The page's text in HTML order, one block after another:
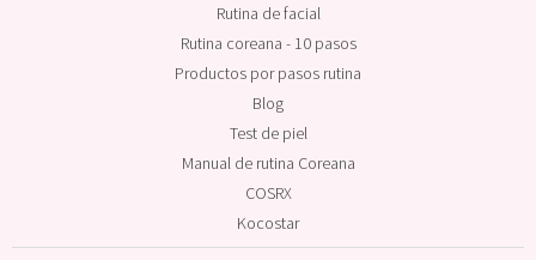
Rutina de facial
Rutina coreana - 10 pasos
Productos por pasos rutina
Blog
Test de piel
Manual de rutina Coreana
COSRX
Kocostar